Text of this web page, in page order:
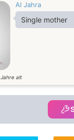
Al Jahra
Single mother
Jahre alt